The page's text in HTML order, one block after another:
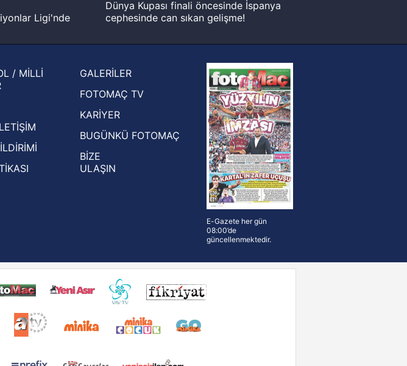
Ligi'nde
manşetler!
Ligi'nde 3. Ön
rakipleri belli oldu!
Dünya Kupası finali öncesinde İspanya
cephesinde can sıkan gelişme!
Hernan Crespo, Meksika Ligi
ekiplerinden Atlas'ın yeni teknik direktörü
oldu
/ MİLLİ
GALERİLER
FOTOMAÇ TV
KARİYER
BUGÜNKÜ FOTOMAÇ
BİZE
ULAŞIN
E-Gazete her gün
08:00’de
güncellenmektedir.